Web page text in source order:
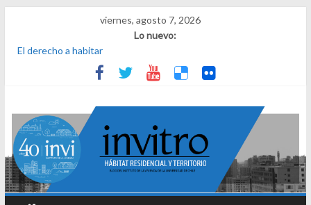
viernes, agosto 7, 2026
Lo nuevo:
El derecho a habitar
Receta para viajar al pasado
¿Qué es el habitar? Sesión 1 de ciclo de conversatorios 40 años
INVI